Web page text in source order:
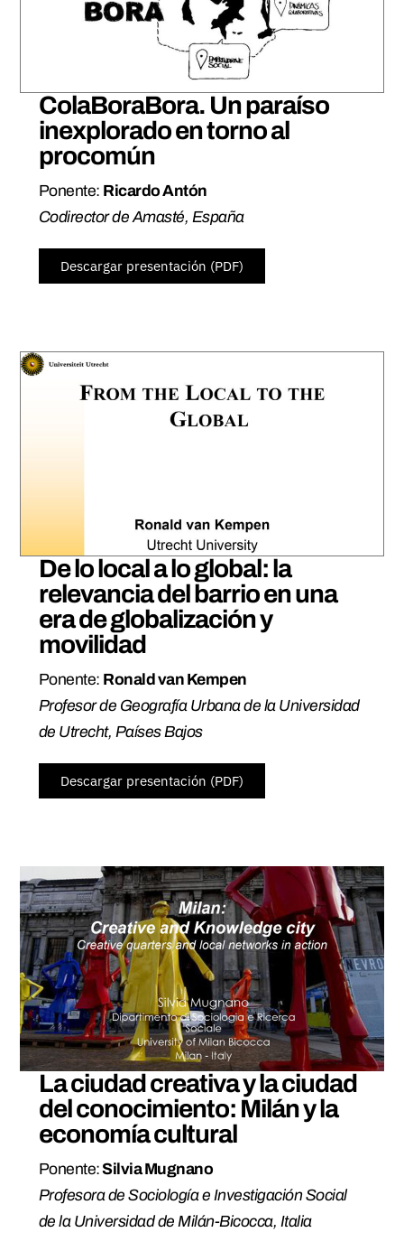
ColaBoraBora. Un paraíso
inexplorado en torno al
procomún
Ponente: Ricardo Antón
Codirector de Amasté, España
Descargar presentación (PDF)
De lo local a lo global: la
relevancia del barrio en una
era de globalización y
movilidad
Ponente: Ronald van Kempen
Profesor de Geografía Urbana de la Universidad
de Utrecht, Países Bajos
Descargar presentación (PDF)
La ciudad creativa y la ciudad
del conocimiento: Milán y la
economía cultural
Ponente:Silvia Mugnano
Profesora de Sociología e Investigación Social
de la Universidad de Milán-Bicocca, Italia